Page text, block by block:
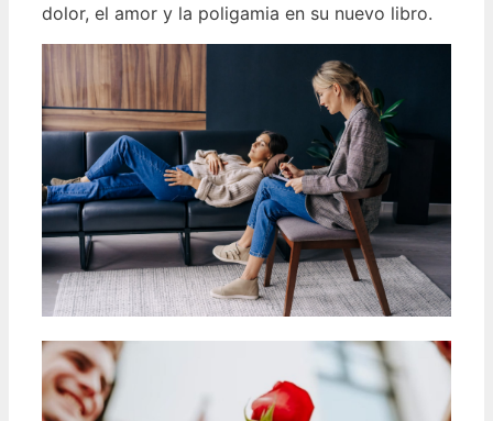
dolor, el amor y la poligamia en su nuevo libro.